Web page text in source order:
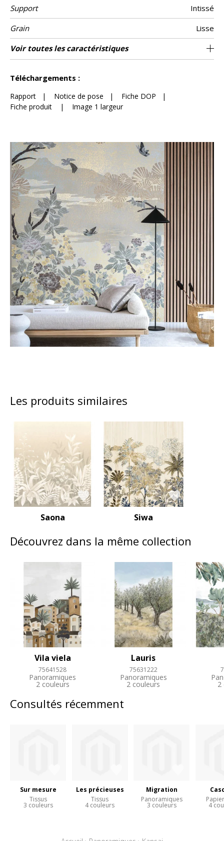
Support
Intissé
Grain
Lisse
Largeur d'un
Lé
70 cm / 28 inches
Hauteur 300 cm / 118 inches
Largeur Totale 210 cm
Raccord Raccord droit
Nombre de lés 3
Poids g/m² 150
Entretien Lavable
Pose colle Encollage du mur
Dépose Arrachage à sec
Norme COV A+
ASTME84 Class A
Norme
euroclass
B s1 d0
Pays d'origine Pays-bas
Voir toutes les caractéristiques
Téléchargements :
Rapport | Notice de pose | Fiche DOP |
Fiche produit
| Image 1 largeur
Les produits similaires
Saona Siwa
Découvrez dans la même collection
Vila viela
75641528
Panoramiques
2 couleurs
Lauris
75631222
Panoramiques
2 couleurs 2
Consultés récemment
Sur mesure
Tissus
3 couleurs
Les précieuses
Tissus
4 couleurs
Migration
Panoramiques
3 couleurs 4